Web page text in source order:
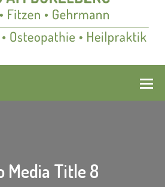
Media Title 8